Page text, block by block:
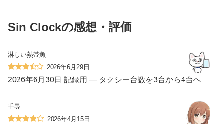
Sin Clockの感想・評価
淋しい熱帯魚
2026年6月29日
2026年6月30日 記録用 — タクシー台数を3台から4台へ
千尋
2026年4月15日